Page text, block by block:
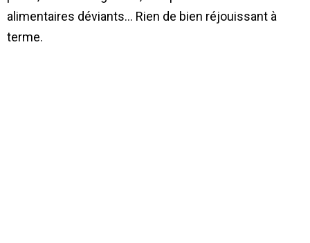
alimentaires déviants… Rien de bien réjouissant à
terme.